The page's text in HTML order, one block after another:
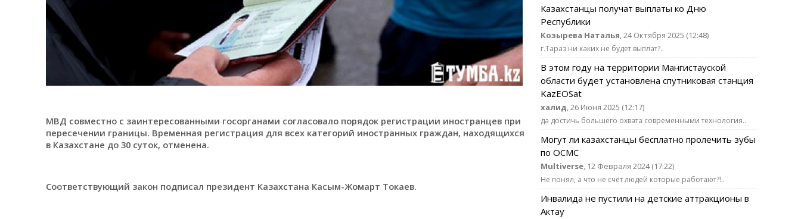
МВД совместно с заинтересованными госорганами согласовало порядок регистрации иностранцев при
пересечении границы. Временная регистрация для всех категорий иностранных граждан, находящихся
в Казахстане до 30 суток, отменена.
Соответствующий закон подписал президент Казахстана Касым-Жомарт Токаев.
Казахстанцы получат выплаты ко Дню
Республики
Козырева Наталья, 24 Октября 2025 (12:48)
г.Тараз ни каких не будет выплат?..
В этом году на территории Мангистауской
области будет установлена спутниковая станция
KazEOSat
халид, 26 Июня 2025 (12:17)
да достичь большего охвата современными технология..
Могут ли казахстанцы бесплатно пролечить зубы
по ОСМС
Multiverse, 12 Февраля 2024 (17:22)
Не понял, а что не счёт людей которые работают?!..
Инвалида не пустили на детские аттракционы в
Актау